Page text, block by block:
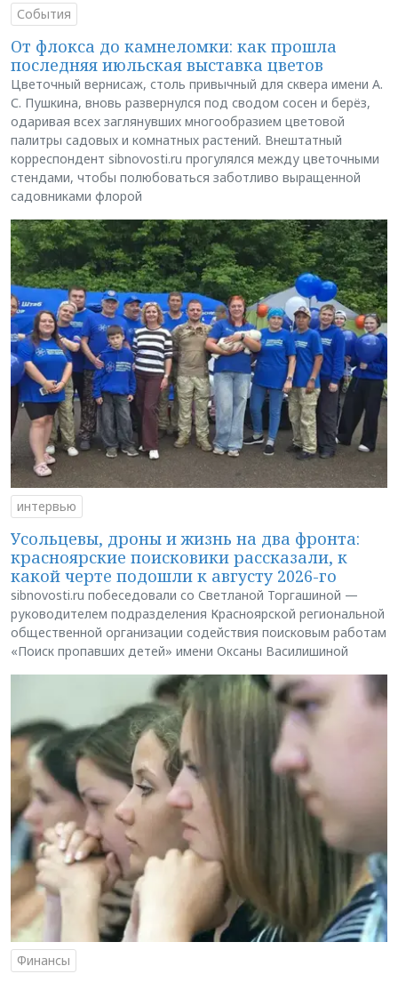
События
От флокса до камнеломки: как прошла
последняя июльская выставка цветов
Цветочный вернисаж, столь привычный для сквера имени А.
С. Пушкина, вновь развернулся под сводом сосен и берёз,
одаривая всех заглянувших многообразием цветовой
палитры садовых и комнатных растений. Внештатный
корреспондент sibnovosti.ru прогулялся между цветочными
стендами, чтобы полюбоваться заботливо выращенной
садовниками флорой
интервью
Усольцевы, дроны и жизнь на два фронта:
красноярские поисковики рассказали, к
какой черте подошли к августу 2026-го
sibnovosti.ru побеседовали со Светланой Торгашиной —
руководителем подразделения Красноярской региональной
общественной организации содействия поисковым работам
«Поиск пропавших детей» имени Оксаны Василишиной
Финансы